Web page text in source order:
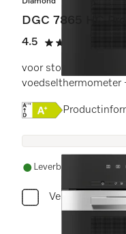
DGC 7865 HC Pro
4.5
4.5 sterren op 5
voor stoomkoken,
voedselthermometer
Online Label
Leverbaar uit
Vergelijken